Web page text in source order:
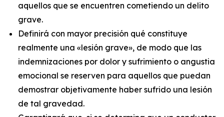
aquellos que se encuentren cometiendo un delito
grave.
Definirá con mayor precisión qué constituye
realmente una «lesión grave», de modo que las
indemnizaciones por dolor y sufrimiento o angustia
emocional se reserven para aquellos que puedan
demostrar objetivamente haber sufrido una lesión
de tal gravedad.